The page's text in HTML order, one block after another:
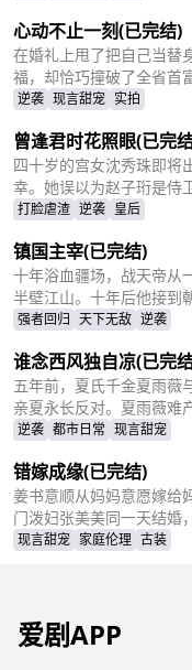
踪与裴家有关，裴家背靠
后与苏轻眉一同前往京都
心动不止一刻(已完结)
在婚礼上甩了把自己当替
福，却恰巧撞破了全省首
交加，让姜十七鼓起勇气
现，不仅捣乱了莫柯的计
购买了姜十七所在的公司
之旅……
逆袭 现言甜宠 实拍
曾逢君时花照眼(已完
四十岁的宫女沈秀珠即将
幸。她误以为赵子珩是侍
了逃离。六年后，沈秀珠
贵，成为人人敬仰的皇后
打脸虐渣 逆袭 皇后
镇国主宰(已完结)
十年浴血疆场，战天帝从
半壁江山。十年后他接到
自己母亲的仇人为之付出代
强者回归 天下无敌 逆袭
谁念西风独自凉(已完
五年前，夏氏千金夏雨薇
亲夏永长反对。夏雨薇难
折，实则把孩子小蝶交给
骗。小蝶为救父接近她，
与江正阳阻挠，夏雨薇救
悟，夏雨薇继承家业，与
逆袭 都市日常 现言甜宠
错嫁成缘(已完结)
姜书意顺从妈妈意愿嫁给
门泼妇张美美同一天结婚
洞错房的闹剧会如何收场？
现言甜宠 家庭伦理 古装
爱剧APP